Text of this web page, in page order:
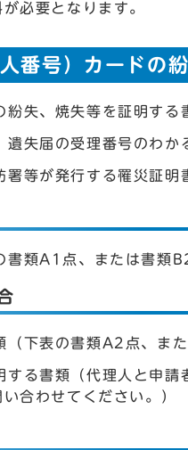
必要となります。
番号）カードの
紛失、焼失等を証明する
遺失届の受理番号のわか
署等が発行する罹災証明
書類A1点、または書類
（下表の書類A2点、ま
する書類（代理人と申
合わせてください。）